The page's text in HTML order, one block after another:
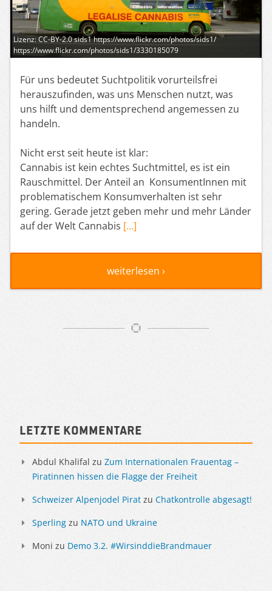
Lizenz: CC-BY-2.0 sids1 https://www.flickr.com/photos/sids1/
https://www.flickr.com/photos/sids1/3330185079
Für uns bedeutet Suchtpolitik vorurteilsfrei
herauszufinden, was uns Menschen nutzt, was
uns hilft und dementsprechend angemessen zu
handeln.
Nicht erst seit heute ist klar:
Cannabis ist kein echtes Suchtmittel, es ist ein
Rauschmittel. Der Anteil an KonsumentInnen mit
problematischem Konsumverhalten ist sehr
gering. Gerade jetzt geben mehr und mehr Länder
auf der Welt Cannabis […]
weiterlesen ›
Sidebar
Letzte Kommentare
Abdul Khalifal zu Zum Internationalen Frauentag –
Piratinnen hissen die Flagge der Freiheit
Schweizer Alpenjodel Pirat zu Chatkontrolle abgesagt!
Sperling zu NATO und Ukraine
Moni zu Demo 3.2. #WirsinddieBrandmauer